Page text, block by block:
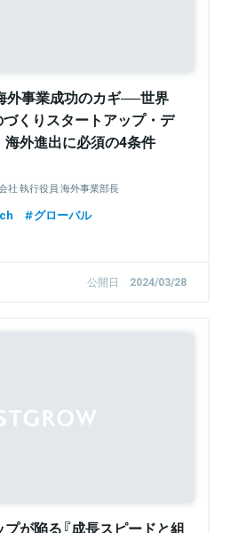
外事業成功のカギ──世界
くりスタートアップ・デ
外進出に必須の4条件
社 執行役員 海外事業部長
グローバル
公開日 2024/03/28
が陥る『成長スピードと組